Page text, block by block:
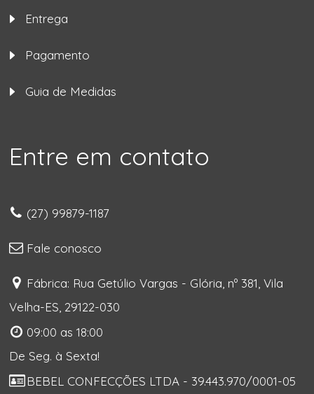
Entrega
Pagamento
Guia de Medidas
Entre em contato
(27) 99879-1187
Fale conosco
Fábrica: Rua Getúlio Vargas - Glória, nº 381, Vila
Velha-ES, 29122-030
09:00 as 18:00
De Seg. à Sexta!
BEBEL CONFECÇÕES LTDA - 39.443.970/0001-05